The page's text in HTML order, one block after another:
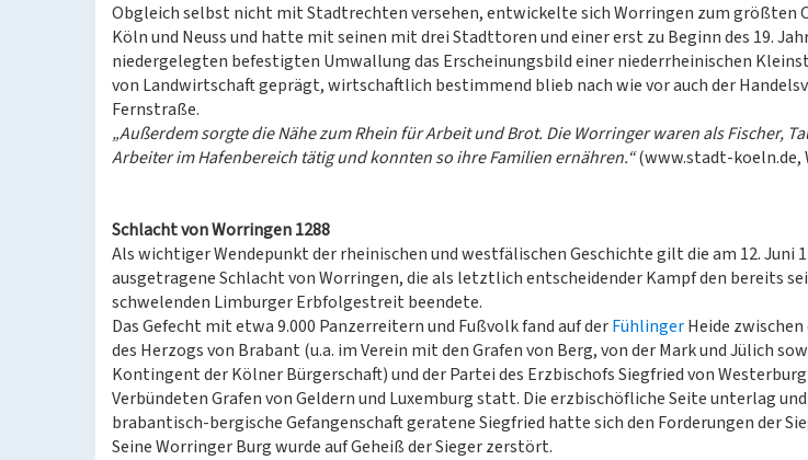
Obgleich selbst nicht mit Stadtrechten versehen, entwickelte sich Worringen zum größten
Köln und Neuss und hatte mit seinen mit drei Stadttoren und einer erst zu Beginn des 19.
niedergelegten befestigten Umwallung das Erscheinungsbild einer niederrheinischen
von Landwirtschaft geprägt, wirtschaftlich bestimmend blieb nach wie vor auch der
Fernstraße.
„Außerdem sorgte die Nähe zum Rhein für Arbeit und Brot. Die Worringer waren als Fischer,
Arbeiter im Hafenbereich tätig und konnten so ihre Familien ernähren.“(www.stadt-koeln.de,
Schlacht von Worringen 1288
Als wichtiger Wendepunkt der rheinischen und westfälischen Geschichte gilt die am 12. Juni
ausgetragene Schlacht von Worringen, die als letztlich entscheidender Kampf den bereits
schwelenden Limburger Erbfolgestreit beendete.
Das Gefecht mit etwa 9.000 Panzerreitern und Fußvolk fand auf derFühlingerHeide
des Herzogs von Brabant (u.a. im Verein mit den Grafen von Berg, von der Mark und Jülich
Kontingent der Kölner Bürgerschaft) und der Partei des Erzbischofs Siegfried von
Verbündeten Grafen von Geldern und Luxemburg statt. Die erzbischöfliche Seite unterlag
brabantisch-bergische Gefangenschaft geratene Siegfried hatte sich den Forderungen der
Seine Worringer Burg wurde auf Geheiß der Sieger zerstört.